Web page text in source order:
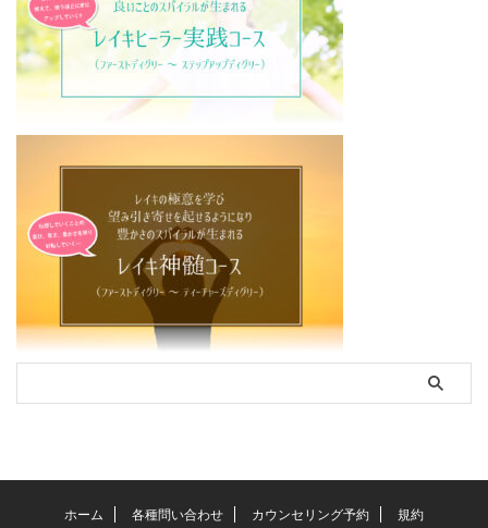
ホーム 各種問い合わせ カウンセリング予約 規約